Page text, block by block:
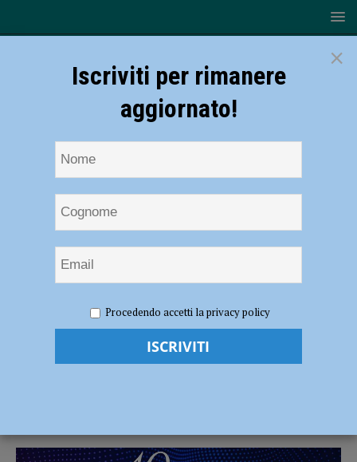
LND, ecco le date di Serie D per la prossima stagione
LND, ecco le date di Serie D per la
×
Iscriviti per rimanere
aggiornato!
Procedendo accetti la privacy policy